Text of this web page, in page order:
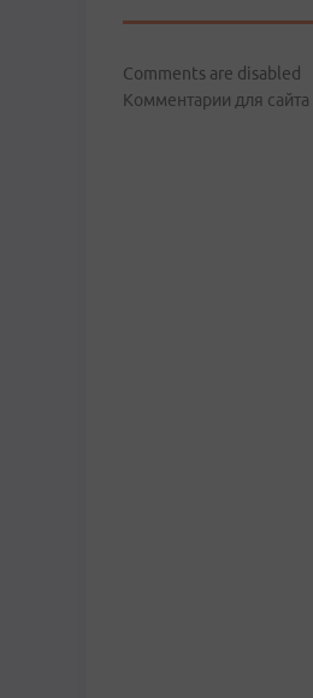
Comments are disabled
Комментарии для сайта